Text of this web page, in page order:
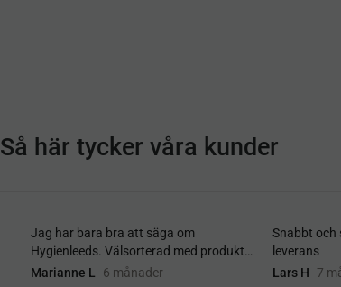
Så här tycker våra kunder